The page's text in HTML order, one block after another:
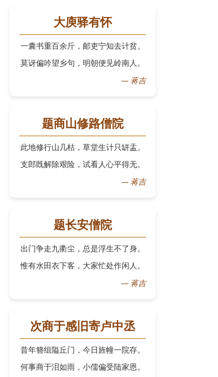
大庾驿有怀
一囊书重百余斤，邮吏宁知去计贫。
莫讶偏吟望乡句，明朝便见岭南人。
—蒋吉
题商山修路僧院
此地修行山几枯，草堂生计只缾盂。
支郎既解除艰险，试看人心平得无。
—蒋吉
题长安僧院
出门争走九衢尘，总是浮生不了身。
惟有水田衣下客，大家忙处作闲人。
—蒋吉
次商于感旧寄卢中丞
昔年簪组隘丘门，今日旌幢一院存。
何事商于泪如雨，小儒偏受陆家恩。